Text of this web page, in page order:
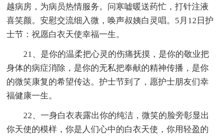
越病房，为病员热情服务。问寒嘘暖送药忙，打针注液
喜笑颜。安慰交流细入微，唤声叔姨白灵唱。5月12日护
士节：祝愿白衣天使幸福一生。
21、是你的温柔把心灵的伤痛抚摸，是你的敬业把
身体的病症消除，是你的无私把奉献的精神传播，是你
的微笑康复的希望传达。护士节到了，愿护士朋友们幸
福健康一生。
22、一身白衣表露出你的纯洁，微笑的脸旁彰显出
你天使的模样，你是人们心中的白衣天使，你用轻盈的